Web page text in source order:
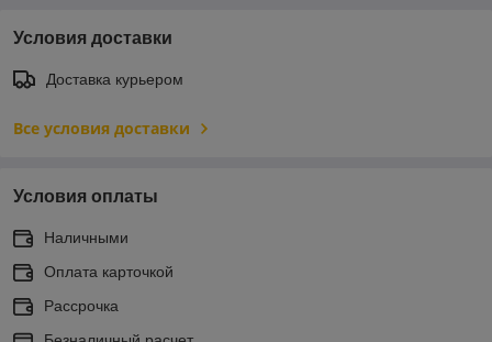
Условия доставки
Доставка курьером
Все условия доставки
Условия оплаты
Наличными
Оплата карточкой
Рассрочка